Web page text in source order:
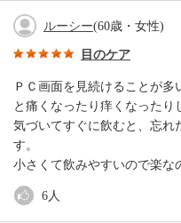
ルーシー(60歳・女性)
目のケア
ＰＣ画面を見続けることが
と痛くなったり痒くなったり
気づいてすぐに飲むと、忘れ
す。
小さくて飲みやすいので楽な
6人